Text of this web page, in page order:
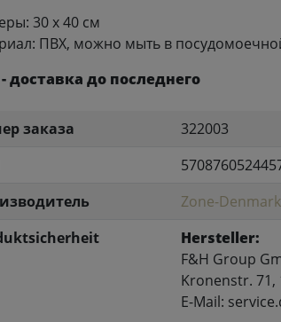
30 x 40 см
ПВХ, можно мыть в
- доставка до последнего
заказа
322003
Zone-Denmark
Hersteller:
F&H Group
Kronenstr. 71,
E-Mail: